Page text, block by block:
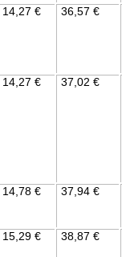
14,27 € 36,57 €
14,27 € 37,02 €
14,78 € 37,94 €
15,29 € 38,87 €